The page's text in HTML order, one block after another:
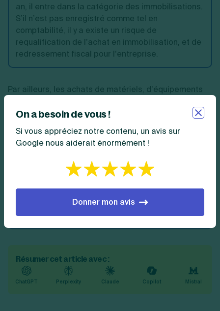
an, il entre dans la catégorie des immobilisations.
S’il n’est pas enregistré comme tel en
comptabilité, il y a existe un risque de
requalification de l’achat en immobilisation, et de
redressement fiscal pour l’entreprise.
Par ailleurs, les achats de matériels, d’équipements
la TVA. Cela permet de réduire le montant de la TVA à
si le montant de la TVA dépensée est supérieur à celui
de la TVA collectée.
avec LS Compta, vous bénéficiez d’un
suivi comptable régulier et d’un accompagnement
personnalisé pour répondre à toutes vos
questions fiscales et comptables.
Résumer cet article avec :
ChatGPT Perplexity Claude Copilot Mistral
On a besoin de vous !
Si vous appréciez notre contenu, un avis sur
Google nous aiderait énormément !
Donner mon avis